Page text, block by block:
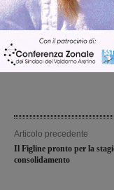
Scomparso da
Fiorentino
Levane nel
Articolo precedente
Il Figline pronto per la
consolidamento